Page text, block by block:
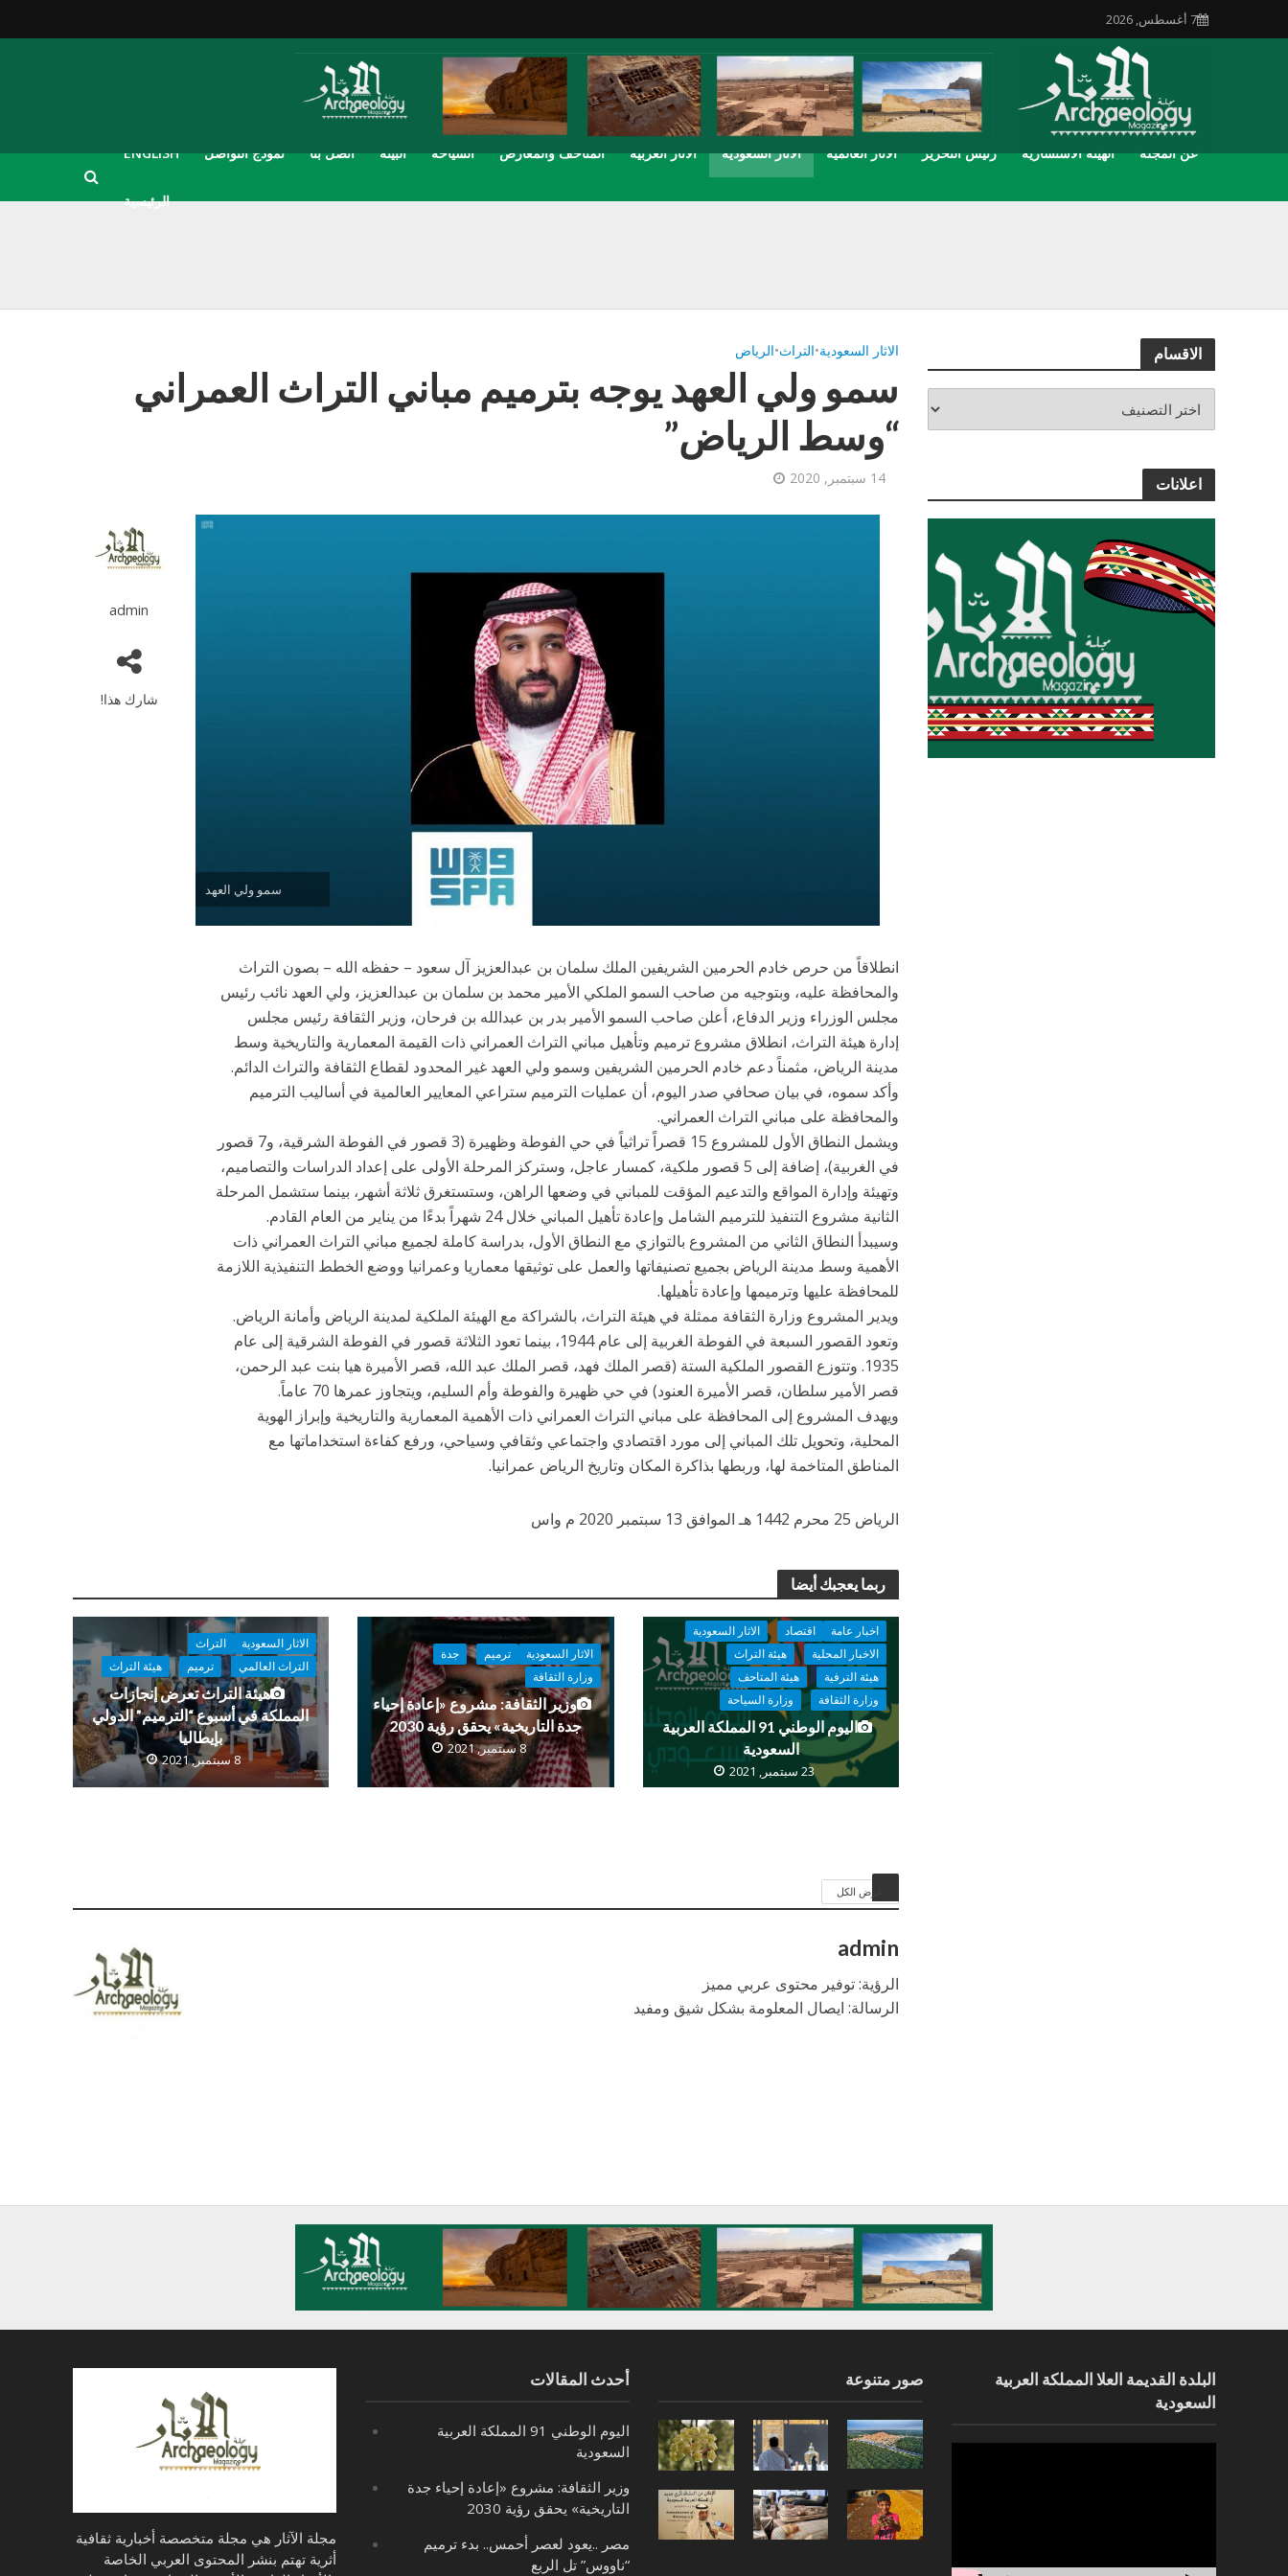
7 أغسطس, 2026
ENGLISH نموذج التواصل اتصل بنا البيئة السياحة المتاحف والمعارض الاثار العربية الاثار السعودية الاثار العالمية رئيس التحرير الهيئة الاستشارية عن المجلة
الرئيسية
الاثار السعودية•التراث•الرياض
سمو ولي العهد يوجه بترميم مباني التراث العمراني
“وسط الرياض”
14 سبتمبر, 2020
admin
شارك هذا!
سمو ولي العهد
انطلاقاً من حرص خادم الحرمين الشريفين الملك سلمان بن عبدالعزيز آل سعود – حفظه الله – بصون التراث
والمحافظة عليه، وبتوجيه من صاحب السمو الملكي الأمير محمد بن سلمان بن عبدالعزيز، ولي العهد نائب رئيس
مجلس الوزراء وزير الدفاع، أعلن صاحب السمو الأمير بدر بن عبدالله بن فرحان، وزير الثقافة رئيس مجلس
إدارة هيئة التراث، انطلاق مشروع ترميم وتأهيل مباني التراث العمراني ذات القيمة المعمارية والتاريخية وسط
مدينة الرياض، مثمناً دعم خادم الحرمين الشريفين وسمو ولي العهد غير المحدود لقطاع الثقافة والتراث الدائم.
وأكد سموه، في بيان صحافي صدر اليوم، أن عمليات الترميم ستراعي المعايير العالمية في أساليب الترميم
والمحافظة على مباني التراث العمراني.
ويشمل النطاق الأول للمشروع 15 قصراً تراثياً في حي الفوطة وظهيرة (3 قصور في الفوطة الشرقية، و7 قصور
في الغربية)، إضافة إلى 5 قصور ملكية، كمسار عاجل، وستركز المرحلة الأولى على إعداد الدراسات والتصاميم،
وتهيئة وإدارة المواقع والتدعيم المؤقت للمباني في وضعها الراهن، وستستغرق ثلاثة أشهر، بينما ستشمل المرحلة
الثانية مشروع التنفيذ للترميم الشامل وإعادة تأهيل المباني خلال 24 شهراً بدءًا من يناير من العام القادم.
وسيبدأ النطاق الثاني من المشروع بالتوازي مع النطاق الأول، بدراسة كاملة لجميع مباني التراث العمراني ذات
الأهمية وسط مدينة الرياض بجميع تصنيفاتها والعمل على توثيقها معماريا وعمرانيا ووضع الخطط التنفيذية اللازمة
للمحافظة عليها وترميمها وإعادة تأهيلها.
ويدير المشروع وزارة الثقافة ممثلة في هيئة التراث، بالشراكة مع الهيئة الملكية لمدينة الرياض وأمانة الرياض.
وتعود القصور السبعة في الفوطة الغربية إلى عام 1944، بينما تعود الثلاثة قصور في الفوطة الشرقية إلى عام
1935. وتتوزع القصور الملكية الستة (قصر الملك فهد، قصر الملك عبد الله، قصر الأميرة هيا بنت عبد الرحمن،
قصر الأمير سلطان، قصر الأميرة العنود) في حي ظهيرة والفوطة وأم السليم، ويتجاوز عمرها 70 عاماً.
ويهدف المشروع إلى المحافظة على مباني التراث العمراني ذات الأهمية المعمارية والتاريخية وإبراز الهوية
المحلية، وتحويل تلك المباني إلى مورد اقتصادي واجتماعي وثقافي وسياحي، ورفع كفاءة استخداماتها مع
المناطق المتاخمة لها، وربطها بذاكرة المكان وتاريخ الرياض عمرانيا.
الرياض 25 محرم 1442 هـ الموافق 13 سبتمبر 2020 م واس
ربما يعجبك أيضا
اخبار عامة اقتصاد
الاثار السعودية
الاخبار المحلية
هيئة التراث
هيئة الترفية
هيئة المتاحف
وزارة الثقافة
وزارة السياحة
اليوم الوطني 91 المملكة العربية
السعودية
23 سبتمبر, 2021
الاثار السعودية ترميم
جدة
وزارة الثقافة
وزير الثقافة: مشروع «إعادة إحياء
جدة التاريخية» يحقق رؤية 2030
8 سبتمبر, 2021
الاثار السعودية
التراث
التراث العالمي
ترميم هيئة التراث
هيئة التراث تعرض إنجازات
المملكة في أسبوع “الترميم” الدولي
بإيطاليا
8 سبتمبر, 2021
عرض الكل
admin
الرؤية: توفير محتوى عربي مميز
الرسالة: ايصال المعلومة بشكل شيق ومفيد
الاقسام
اعلانات
مجلة الآثار هي مجلة متخصصة أخبارية ثقافية
أثرية تهتم بنشر المحتوى العربي الخاصة
أحدث المقالات
اليوم الوطني 91 المملكة العربية
السعودية
وزير الثقافة: مشروع «إعادة إحياء جدة
التاريخية» يحقق رؤية 2030
مصر ..يعود لعصر أحمس.. بدء ترميم
“ناووس” تل الربع
صور متنوعة
البلدة القديمة العلا المملكة العربية
السعودية